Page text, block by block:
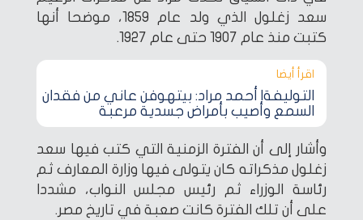
سعد زغلول الذي ولد عام 1859، موضحا أنها
كتبت منذ عام 1907 حتى عام 1927.
اقرأ أيضا‎
التوليفة| أحمد مراد: بيتهوفن عاني من فقدان
السمع وأصيب بأمراض جسدية مرعبة
وأشار إلى أن الفترة الزمنية التي كتب فيها سعد
زغلول مذكراته كان يتولى فيها وزارة المعارف ثم
رئاسة الوزراء ثم رئيس مجلس النواب، مشددا
على أن تلك الفترة كانت صعبة في تاريخ مصر.